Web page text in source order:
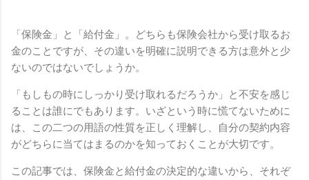
「保険金」と「給付金」。どちらも保険会社から受け取るお
金のことですが、その違いを明確に説明できる方は意外と少
ないのではないでしょうか。
「もしもの時にしっかり受け取れるだろうか」と不安を感じ
ることは誰にでもあります。いざという時に慌てないために
は、この二つの用語の性質を正しく理解し、自分の契約内容
がどちらに当てはまるのかを知っておくことが大切です。
この記事では、保険金と給付金の決定的な違いから、それぞ